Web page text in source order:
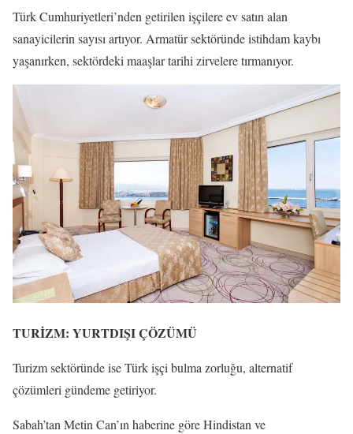
Türk Cumhuriyetleri’nden getirilen işçilere ev satın alan
sanayicilerin sayısı artıyor. Armatür sektöründe istihdam kaybı
yaşanırken, sektördeki maaşlar tarihi zirvelere tırmanıyor.
TURİZM: YURTDIŞI ÇÖZÜMÜ
Turizm sektöründe ise Türk işçi bulma zorluğu, alternatif
çözümleri gündeme getiriyor.
Sabah’tan Metin Can’ın haberine göre Hindistan ve